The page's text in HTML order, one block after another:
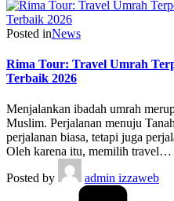
Posted inNews
Rima Tour: Travel Umrah
Terbaik 2026
Menjalankan ibadah umrah
Muslim. Perjalanan menuju
perjalanan biasa, tetapi juga
Oleh karena itu, memilih travel…
Posted by
admin izzaweb